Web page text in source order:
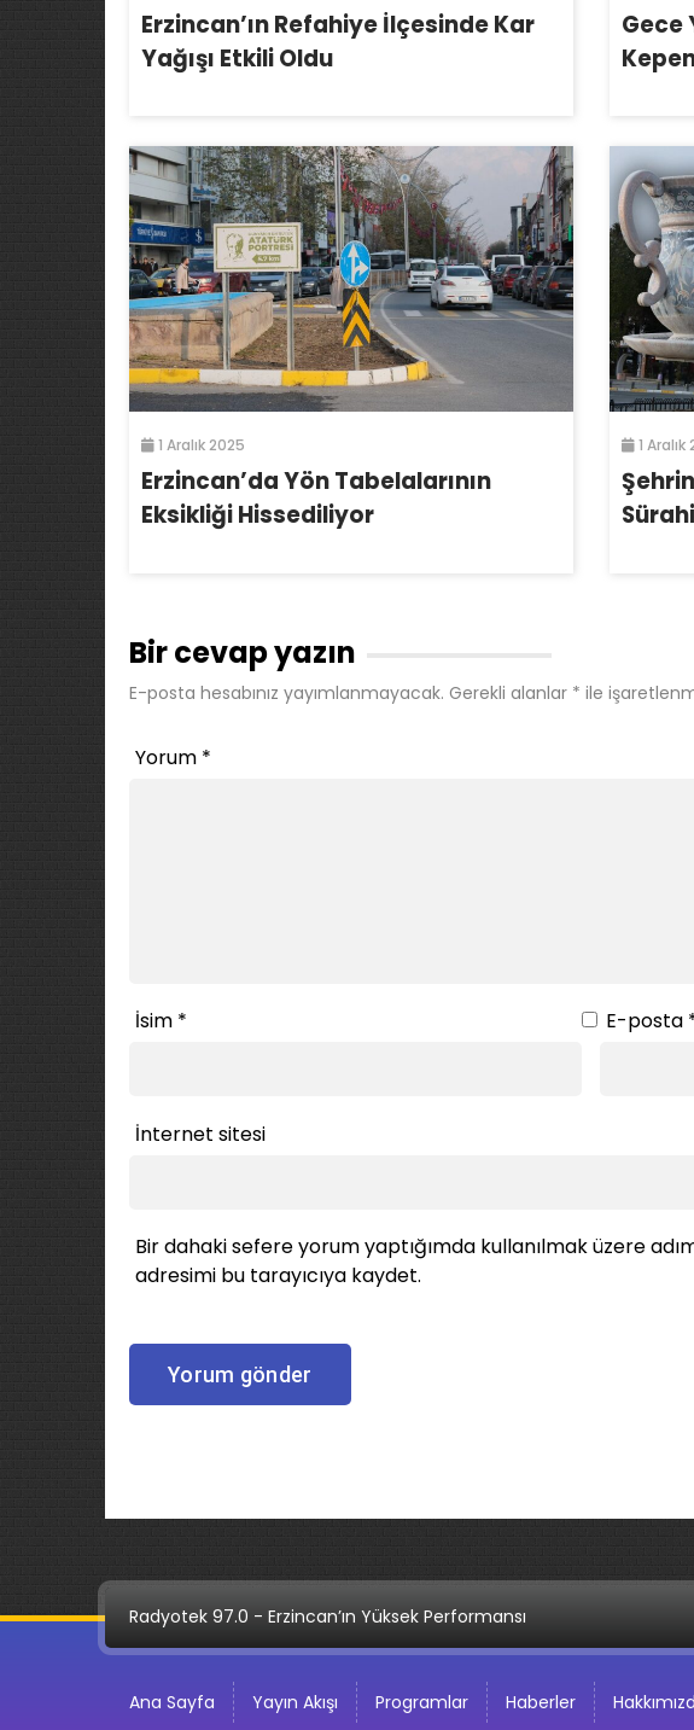
Erzincan’ın Refahiye İlçesinde Kar
Yağışı Etkili Oldu
Gece
1 Aralık 2025
Erzincan’da Yön Tabelalarının
Eksikliği Hissediliyor
1 Aralık
Bir cevap yazın
E-posta hesabınız yayımlanmayacak. Gerekli alanlar * ile
Yorum *
İsim * E-posta
İnternet sitesi
Bir dahaki sefere yorum yaptığımda kullanılmak üzere
adresimi bu tarayıcıya kaydet.
Radyotek 97.0 - Erzincan’ın Yüksek Performansı
Ana Sayfa Yayın Akışı Programlar Haberler